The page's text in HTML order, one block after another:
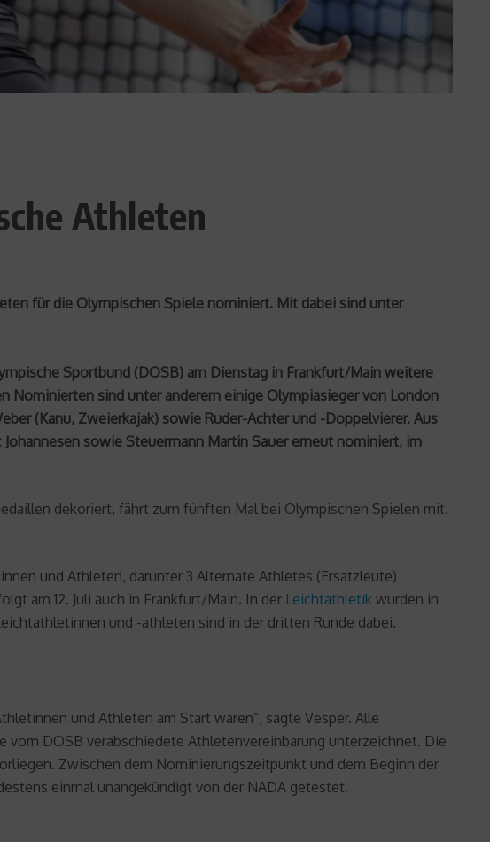
Athleten
für die Olympischen Spiele nominiert. Mit dabei sind unter
Sportbund (DOSB) am Dienstag in Frankfurt/Main weitere
Nominierten sind unter anderem einige Olympiasieger von London
(Kanu, Zweierkajak) sowie Ruder-Achter und -Doppelvierer. Aus
sowie Steuermann Martin Sauer erneut nominiert, im
dekoriert, fährt zum fünften Mal bei Olympischen Spielen mit.
und Athleten, darunter 3 Alternate Athletes (Ersatzleute)
am 12. Juli auch in Frankfurt/Main. In der Leichtathletik wurden in
und -athleten sind in der dritten Runde dabei.
und Athleten am Start waren“, sagte Vesper. Alle
DOSB verabschiedete Athletenvereinbarung unterzeichnet. Die
Zwischen dem Nominierungszeitpunkt und dem Beginn der
einmal unangekündigt von der NADA getestet.